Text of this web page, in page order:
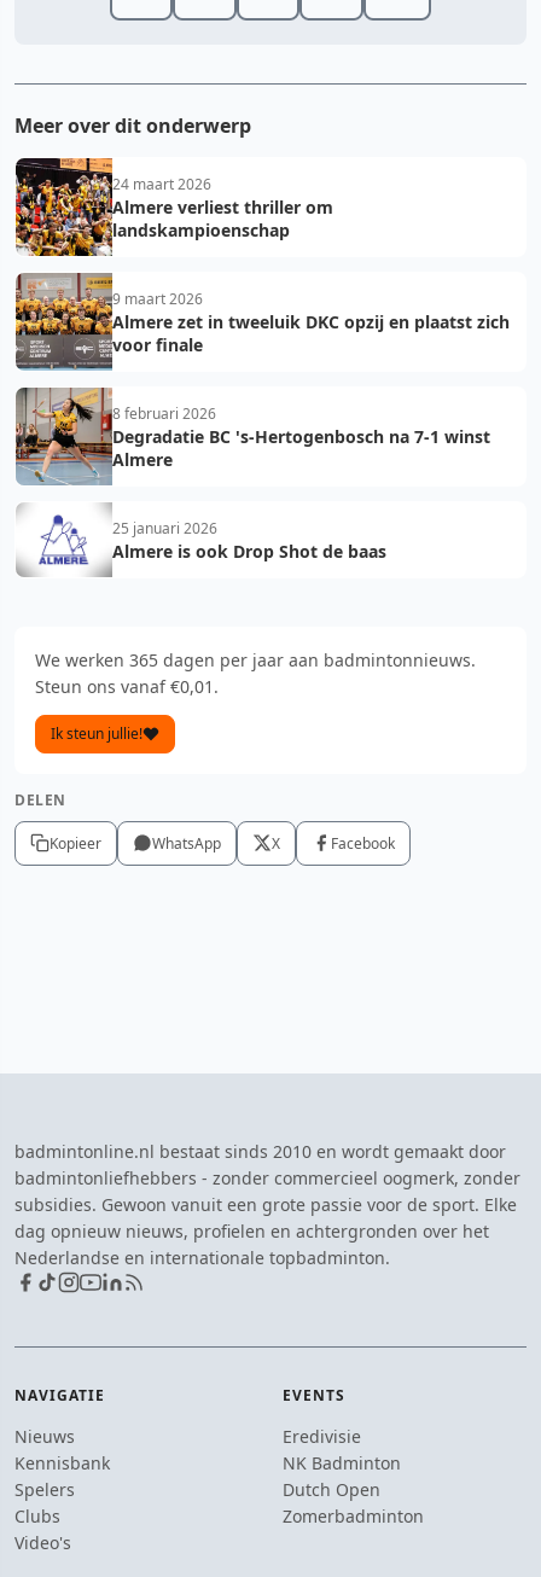
Meer over dit onderwerp
24 maart 2026
Almere verliest thriller om
landskampioenschap
9 maart 2026
Almere zet in tweeluik DKC opzij en plaatst zich
voor finale
8 februari 2026
Degradatie BC 's-Hertogenbosch na 7-1 winst
Almere
25 januari 2026
Almere is ook Drop Shot de baas
We werken 365 dagen per jaar aan badmintonnieuws.
Steun ons vanaf €0,01.
Ik steun jullie!
DELEN
Kopieer WhatsApp X Facebook
badmintonline.nl bestaat sinds 2010 en wordt gemaakt door
badmintonliefhebbers - zonder commercieel oogmerk, zonder
subsidies. Gewoon vanuit een grote passie voor de sport. Elke
dag opnieuw nieuws, profielen en achtergronden over het
Nederlandse en internationale topbadminton.
NAVIGATIE
Nieuws
Kennisbank
Spelers
Clubs
Video's
EVENTS
Eredivisie
NK Badminton
Dutch Open
Zomerbadminton